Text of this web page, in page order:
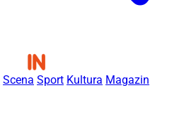
Scena Sport Kultura Magazin